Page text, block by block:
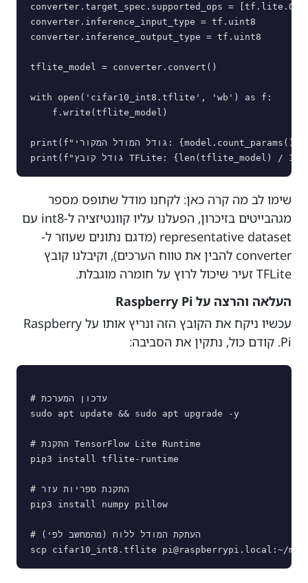
converter.target_spec.supported_ops =
converter.inference_input_type = tf.uint8
converter.inference_output_type = tf.uint8
tflite_model = converter.convert()
with open('cifar10_int8.tflite', 'wb') as f:
    f.write(tflite_model)
print(f"גודל המודל המקורי: {model.count_params()} פרמטרים")
שימו לב מה קרה כאן: לקחנו מודל שתופס מספר
מגהבייטים בזיכרון, הפעלנו עליו קוונטיזציה ל-int8 עם
representative dataset (מדגם נתונים שעוזר ל-
converter להבין את טווח הערכים), וקיבלנו קובץ
TFLite זעיר שיכול לרוץ על חומרה מוגבלת.
העלאה והרצה על Raspberry Pi
עכשיו ניקח את הקובץ הזה ונריץ אותו על Raspberry
Pi. קודם כול, נתקין את הסביבה:
# עדכון המערכת
sudo apt update && sudo apt upgrade -y
# התקנת TensorFlow Lite Runtime
pip3 install tflite-runtime
# התקנת ספריות עזר
pip3 install numpy pillow
# העתקת המודל ללוח (מהמחשב לפי)
scp cifar10_int8.tflite pi@raspberrypi.local